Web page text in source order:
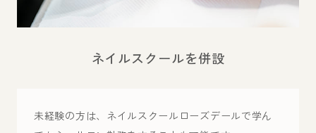
ネイルスクールを併設
未経験の方は、ネイルスクールローズデールで学ん